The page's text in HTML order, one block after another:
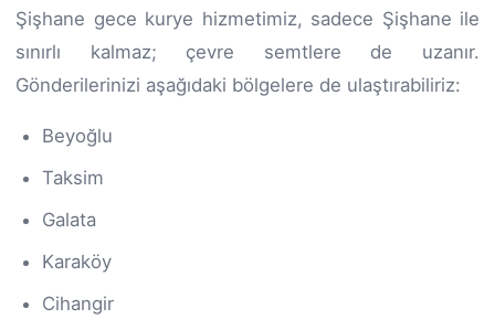
Şişhane gece kurye hizmetimiz, sadece Şişhane ile
sınırlı kalmaz; çevre semtlere de uzanır.
Gönderilerinizi aşağıdaki bölgelere de ulaştırabiliriz:
Beyoğlu
Taksim
Galata
Karaköy
Cihangir